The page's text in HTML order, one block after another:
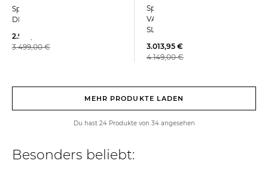
Specialized | Gravelbike
DIVERGE SPORT aus Carbon
2.914,99 €
3.499,00 €
Specialized | E-Bike TURBO
VADO SL 2 4.0 Specialized
SL2-520, Fully Integrated,
3.013,95 €
4.149,00 €
MEHR PRODUKTE LADEN
Du hast 24 Produkte von 34 angesehen
Besonders beliebt: